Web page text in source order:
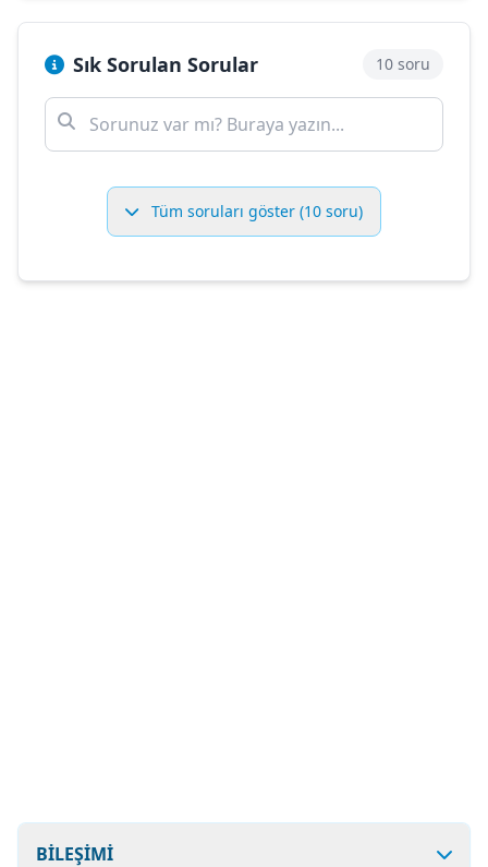
Sık Sorulan Sorular 10 soru
Tüm soruları göster (10 soru)
BİLEŞİMİ